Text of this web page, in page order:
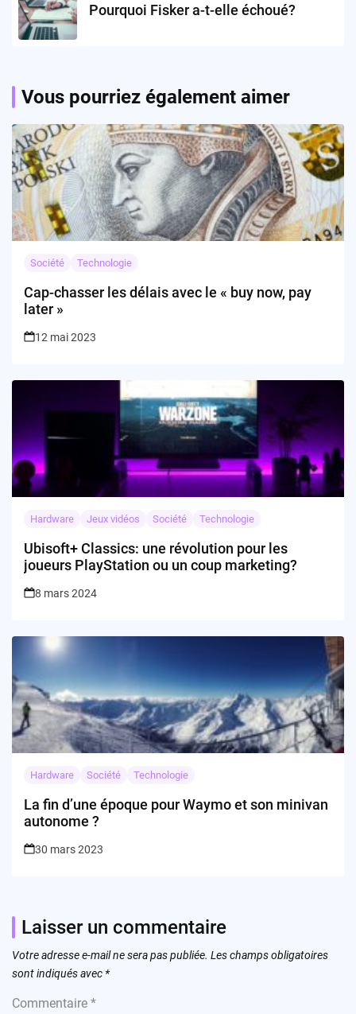
Pourquoi Fisker a-t-elle échoué?
Vous pourriez également aimer
Société Technologie
Cap-chasser les délais avec le « buy now, pay
later »
12 mai 2023
Hardware Jeux vidéos Société Technologie
Ubisoft+ Classics: une révolution pour les
joueurs PlayStation ou un coup marketing?
8 mars 2024
Hardware Société Technologie
La fin d’une époque pour Waymo et son minivan
autonome ?
30 mars 2023
Laisser un commentaire
Votre adresse e-mail ne sera pas publiée. Les champs obligatoires
sont indiqués avec *
Commentaire *